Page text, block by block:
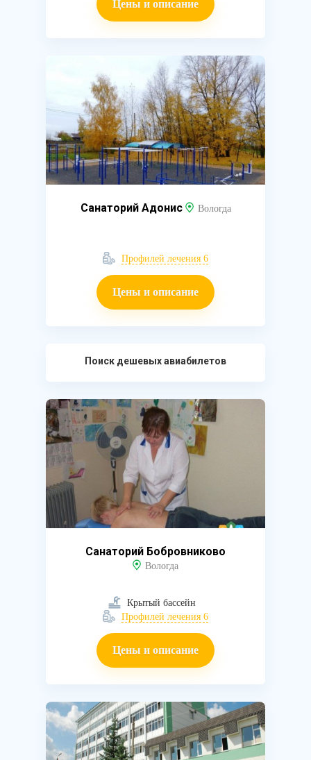
Цены и описание
Санаторий Адонис Вологда
Профилей лечения 6
Цены и описание
Поиск дешевых авиабилетов
Санаторий Бобровниково
Вологда
Крытый бассейн
Профилей лечения 6
Цены и описание